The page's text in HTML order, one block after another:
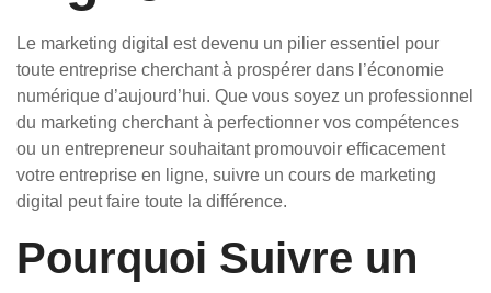
Le marketing digital est devenu un pilier essentiel pour
toute entreprise cherchant à prospérer dans l’économie
numérique d’aujourd’hui. Que vous soyez un professionnel
du marketing cherchant à perfectionner vos compétences
ou un entrepreneur souhaitant promouvoir efficacement
votre entreprise en ligne, suivre un cours de marketing
digital peut faire toute la différence.
Pourquoi Suivre un